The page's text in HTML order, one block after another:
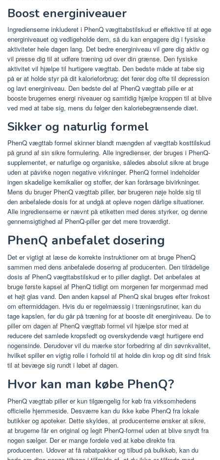
Boost energiniveauer
Ingredienserne inkluderet i PhenQ vægttabstilskud er effektive til at øge
energiniveauet og vedligeholde dem, så du kan engagere dig i fysiske
aktiviteter hele dagen lang. Det bedre energiniveau vil gøre dig aktiv og
vil presse dig til at udføre træning ud over din grænse. Den fysiske
aktivitet vil hjælpe til hurtigere vægttab. Den bedste måde at tabe sig
på er at holde styr på dit kalorieforbrug; det fører dog ofte til depression
og lavt energiniveau. Den bedste del af PhenQ vægttab pille er at
booste brugernes energi niveauer og samtidig hjælpe kroppen til at blive
ved med at tabe sig, mens du følger den kaloriebegrænsende diæt.
Sikker og naturlig formel
PhenQ vægttab formel skinner blandt mængden af ​​vægttab kosttilskud
på grund af sin sikre formulering. Alle ingredienser, der bruges i PhenQ-
supplementet, er naturlige og organiske, således absolut sikre at bruge
uden at påvirke nogen negative virkninger. PhenQ formel indeholder
ingen skadelige kemikalier og stoffer, der kan forårsage bivirkninger.
Mens du bruger PhenQ vægttab piller, bør brugeren nøje holde sig til
den anbefalede dosis for at undgå at opleve nogen dårlige situationer.
Alle ingredienserne er nævnt på etiketten med deres styrker, og denne
gennemsigtighed af PhenQ-piller gør det mere troværdigt.
PhenQ anbefalet dosering
Det er vigtigt at læse de korrekte instruktioner om at bruge PhenQ
sammen med dens anbefalede dosering af producenten. Den tilrådelige
dosis af PhenQ vægttabstilskud er to piller dagligt. Det anbefales at
bruge første kapsel af PhenQ tidligt om morgenen før morgenmad med
et højt glas vand. Den anden kapsel af PhenQ skal bruges efter frokost
om eftermiddagen. Hvis du er regelmæssig i træningsrutiner, kan du
tage kapslen, før du går på træning for at booste dit energiniveau. De to
piller om dagen af ​​PhenQ vægttab formel vil hjælpe stor med at
reducere det samlede kropsfedt og overskydende vægt hurtigere end
nogensinde. Derudover vil du mærke stor forbedring af din søvnkvalitet,
hvilket spiller en vigtig rolle i forhold til at holde din krop og dit sind frisk
til at bevæge sig rundt i løbet af dagen.
Hvor kan man købe PhenQ?
PhenQ vægttab piller er kun tilgængelig for køb fra virksomhedens
officielle hjemmeside. Desværre kan du ikke købe PhenQ fra lokale
butikker og apoteker. Dette skyldes, at producenterne ønsker at sikre,
at brugerne får en original og legit PhenQ-formel uden at blive snydt fra
nogen sælger. Der er mange fordele ved at købe direkte fra
producenten. Udover at få rabatpakker og tilbud på bulkkøb, kan du